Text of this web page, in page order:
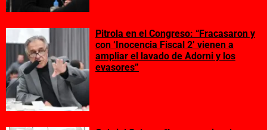
Pitrola en el Congreso: “Fracasaron y
con ‘Inocencia Fiscal 2’ vienen a
ampliar el lavado de Adorni y los
evasores”